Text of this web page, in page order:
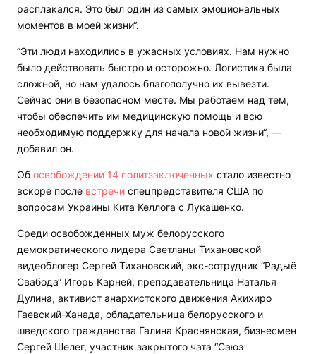
расплакался. Это был один из самых эмоциональных
моментов в моей жизни“.
“Эти люди находились в ужасных условиях. Нам нужно
было действовать быстро и осторожно. Логистика была
сложной, но нам удалось благополучно их вывезти.
Сейчас они в безопасном месте. Мы работаем над тем,
чтобы обеспечить им медицинскую помощь и всю
необходимую поддержку для начала новой жизни“, —
добавил он.
Об освобождении 14 политзаключенных стало известно
вскоре после встречи спецпредставителя США по
вопросам Украины Кита Келлога с Лукашенко.
Среди освобожденных муж белорусского
демократического лидера Светланы Тихановской
видеоблогер Сергей Тихановский, экс-сотрудник “Радыё
Свабода“ Игорь Карней, преподавательница Наталья
Дулина, активист анархистского движения Акихиро
Гаевский-Ханада, обладательница белорусского и
шведского гражданства Галина Краснянская, бизнесмен
Сергей Шелег, участник закрытого чата “Саюз